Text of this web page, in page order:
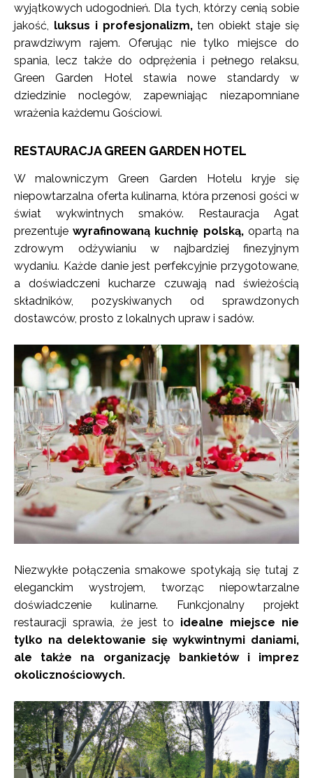
wyjątkowych udogodnień. Dla tych, którzy cenią sobie
jakość, luksus i profesjonalizm,ten obiekt staje się
prawdziwym rajem. Oferując nie tylko miejsce do
spania, lecz także do odprężenia i pełnego relaksu,
Green Garden Hotel stawia nowe standardy w
dziedzinie noclegów, zapewniając niezapomniane
wrażenia każdemu Gościowi.
RESTAURACJA GREEN GARDEN HOTEL
W malowniczym Green Garden Hotelu kryje się
niepowtarzalna oferta kulinarna, która przenosi gości w
świat wykwintnych smaków. Restauracja Agat
prezentujewyrafinowaną kuchnię polską,opartą na
zdrowym odżywianiu w najbardziej finezyjnym
wydaniu. Każde danie jest perfekcyjnie przygotowane,
a doświadczeni kucharze czuwają nad świeżością
składników, pozyskiwanych od sprawdzonych
dostawców, prosto z lokalnych upraw i sadów.
Niezwykłe połączenia smakowe spotykają się tutaj z
eleganckim wystrojem, tworząc niepowtarzalne
doświadczenie kulinarne. Funkcjonalny projekt
restauracji sprawia, że jest to idealne miejsce nie
tylko na delektowanie się wykwintnymi daniami,
ale także na organizację bankietów i imprez
okolicznościowych.